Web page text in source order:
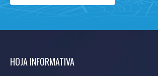
HOJA INFORMATIVA